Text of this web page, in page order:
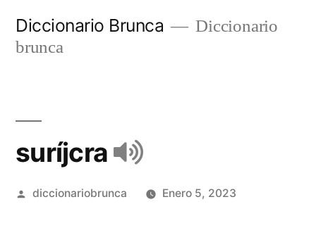
Diccionario Brunca
Diccionario
brunca
suríjcra
diccionariobrunca Enero 5, 2023